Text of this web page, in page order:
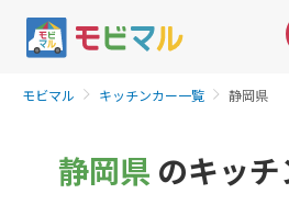
モビマル キッチンカー一覧 静岡県
静岡県 のキッ